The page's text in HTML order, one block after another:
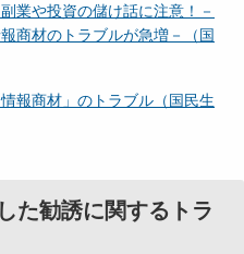
業や投資の儲け話に注意！－
商材のトラブルが急増－（国
報商材」のトラブル（国民生
た勧誘に関するトラ